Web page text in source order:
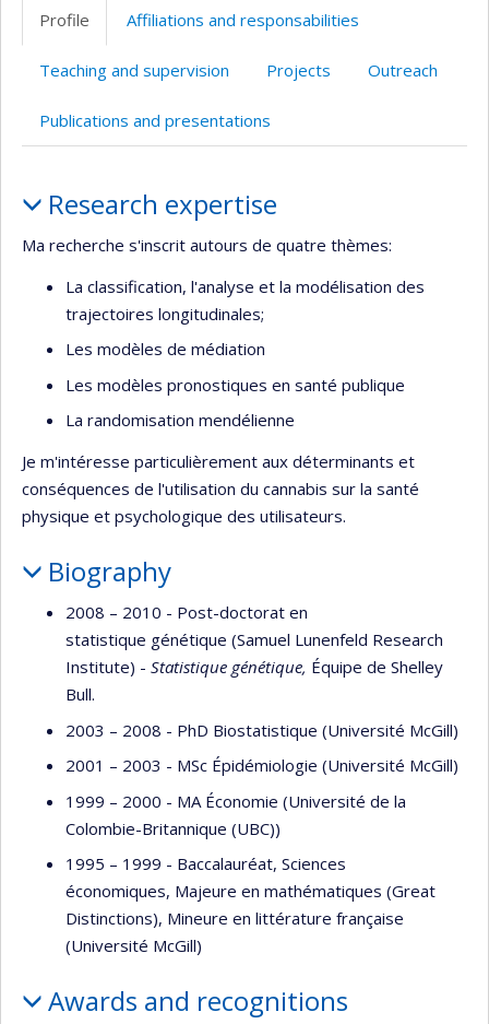
Profile Affiliations and responsabilities
Teaching and supervision Projects Outreach
Publications and presentations
Research expertise
Ma recherche s'inscrit autours de quatre thèmes:
La classification, l'analyse et la modélisation des
trajectoires longitudinales;
Les modèles de médiation
Les modèles pronostiques en santé publique
La randomisation mendélienne
Je m'intéresse particulièrement aux déterminants et
conséquences de l'utilisation du cannabis sur la santé
physique et psychologique des utilisateurs.
Biography
2008 – 2010 - Post-doctorat en
statistique génétique (Samuel Lunenfeld Research
Institute) - Statistique génétique, Équipe de Shelley
Bull.
2003 – 2008 - PhD Biostatistique (Université McGill)
2001 – 2003 - MSc Épidémiologie (Université McGill)
1999 – 2000 - MA Économie (Université de la
Colombie-Britannique (UBC))
1995 – 1999 - Baccalauréat, Sciences
économiques, Majeure en mathématiques (Great
Distinctions), Mineure en littérature française
(Université McGill)
Awards and recognitions